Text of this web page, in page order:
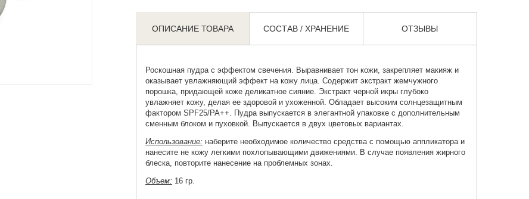
ОПИСАНИЕ ТОВАРА СОСТАВ / ХРАНЕНИЕ ОТЗЫВЫ
Роскошная пудрас эффектом свечения. Выравнивает тон кожи, закрепляет макияж и
оказывает увлажняющий эффект на кожу лица. Содержит экстракт жемчужного
порошка, придающей коже деликатное сияние. Экстракт черной икры глубоко
увлажняет кожу, делая ее здоровой и ухоженной. Обладает высоким солнцезащитным
фактором SPF25/PA++. Пудра выпускается в элегантной упаковке с дополнительным
сменным блоком и пуховкой. Выпускается в двух цветовых вариантах.
Использование: наберите необходимое количество средства с помощью аппликатора и
нанесите не кожу легкими похлопывающими движениями. В случае появления жирного
блеска, повторите нанесение на проблемных зонах.
Объем: 16 гр.